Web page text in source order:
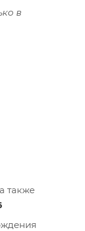
в
также